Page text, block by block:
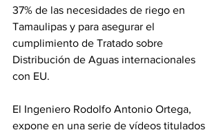
37% de las necesidades de riego en
Tamaulipas y para asegurar el
cumplimiento de Tratado sobre
Distribución de Aguas internacionales
con EU.
El Ingeniero Rodolfo Antonio Ortega,
expone en una serie de vídeos titulados